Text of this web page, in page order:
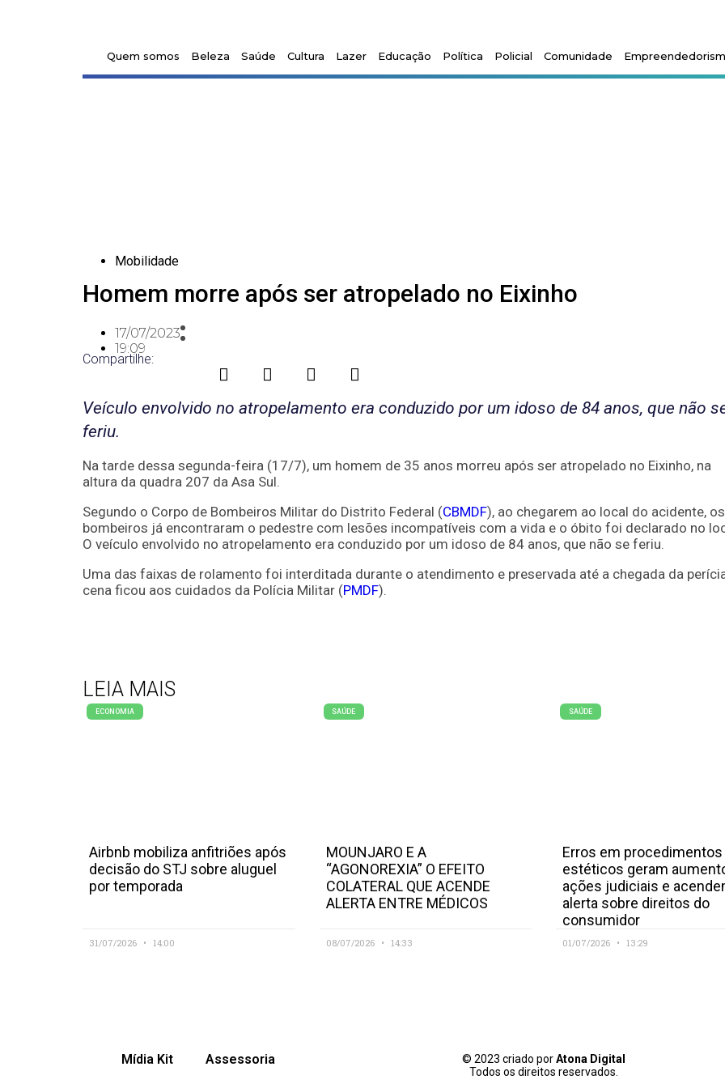
Quem somos Beleza Saúde Cultura Lazer Educação Política Policial Comunidade
Mobilidade
Homem morre após ser atropelado no Eixinho
17/07/2023
19:09
Compartilhe:
Veículo envolvido no atropelamento era conduzido por um idoso de 84 anos, que não
feriu.
Na tarde dessa segunda-feira (17/7), um homem de 35 anos morreu após ser atropelado no Eixinho, na
altura da quadra 207 da Asa Sul.
Segundo o Corpo de Bombeiros Militar do Distrito Federal (CBMDF), ao chegarem ao local do acidente, os
bombeiros já encontraram o pedestre com lesões incompatíveis com a vida e o óbito foi declarado no
O veículo envolvido no atropelamento era conduzido por um idoso de 84 anos, que não se feriu.
Uma das faixas de rolamento foi interditada durante o atendimento e preservada até a chegada da
cena ficou aos cuidados da Polícia Militar (PMDF).
LEIA MAIS
ECONOMIA
Airbnb mobiliza anfitriões após
decisão do STJ sobre aluguel
por temporada
31/07/2026 14:00
SAÚDE
MOUNJARO E A
“AGONOREXIA” O EFEITO
COLATERAL QUE ACENDE
ALERTA ENTRE MÉDICOS
08/07/2026 14:33
SAÚDE
Erros em procedimentos
estéticos geram
ações judiciais e
alerta sobre direitos do
consumidor
01/07/2026 13:29
Mídia Kit Assessoria © 2023 criado porAtona Digital
Todos os direitos reservados.